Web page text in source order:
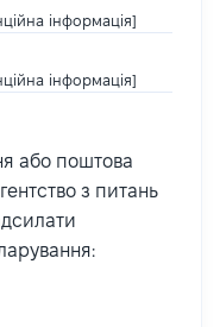
інформація]
інформація]
або поштова
з питань